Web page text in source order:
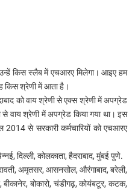
किस स्लैब में एचआरए मिलेगा। आइए हम
किस श्रेणी में आता है।
को वाय श्रेणी से एक्स श्रेणी में अपग्रेड
से वाय श्रेणी में अपग्रेड किया गया था। इस
से सरकारी कर्मचारियों को एचआरए
दिल्ली, कोलकाता, हैदराबाद, मुंबई पुणे.
अमृतसर, आसनसोल, औरंगाबाद, बरेली,
बीकानेर, बोकारो, चंडीगढ़, कोयंबटूर, कटक,